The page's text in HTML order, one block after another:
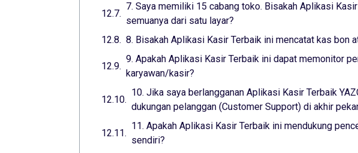
7. Saya memiliki 15 cabang toko. Bisakah Aplikasi
semuanya dari satu layar?
8. Bisakah Aplikasi Kasir Terbaik ini mencatat kas bon
9. Apakah Aplikasi Kasir Terbaik ini dapat memonitor
karyawan/kasir?
10. Jika saya berlangganan Aplikasi Kasir Terbaik
dukungan pelanggan (Customer Support) di akhir
11. Apakah Aplikasi Kasir Terbaik ini mendukung
sendiri?